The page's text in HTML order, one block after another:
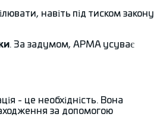
навіть під тиском закону
. За задумом, AРMA усуває
- це необхідність. Вона
за допомогою